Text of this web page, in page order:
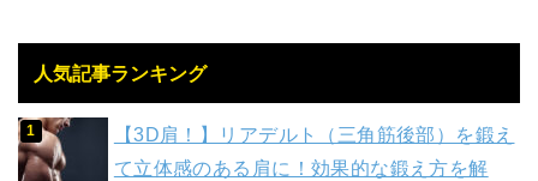
人気記事ランキング
【3D肩！】リアデルト（三角筋後部）を鍛え
て立体感のある肩に！効果的な鍛え方を解